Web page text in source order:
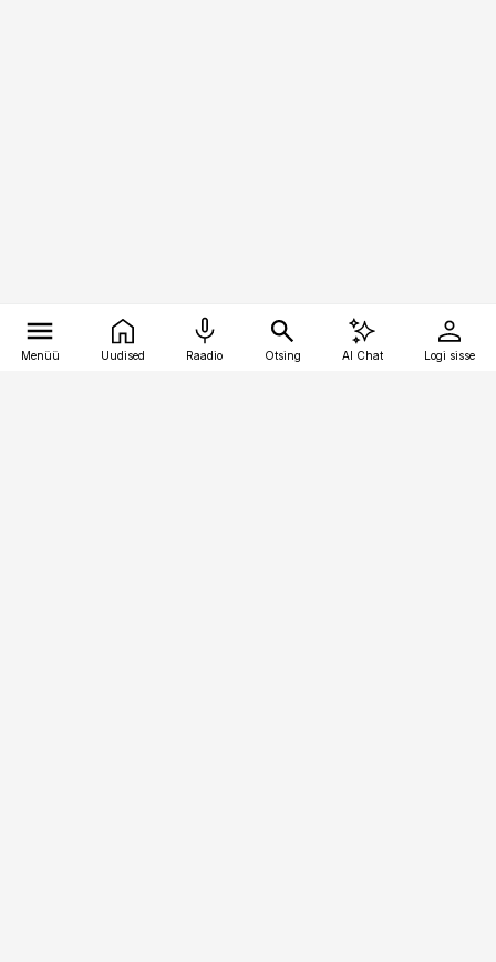
Menüü Uudised Raadio Otsing AI Chat Logi sisse